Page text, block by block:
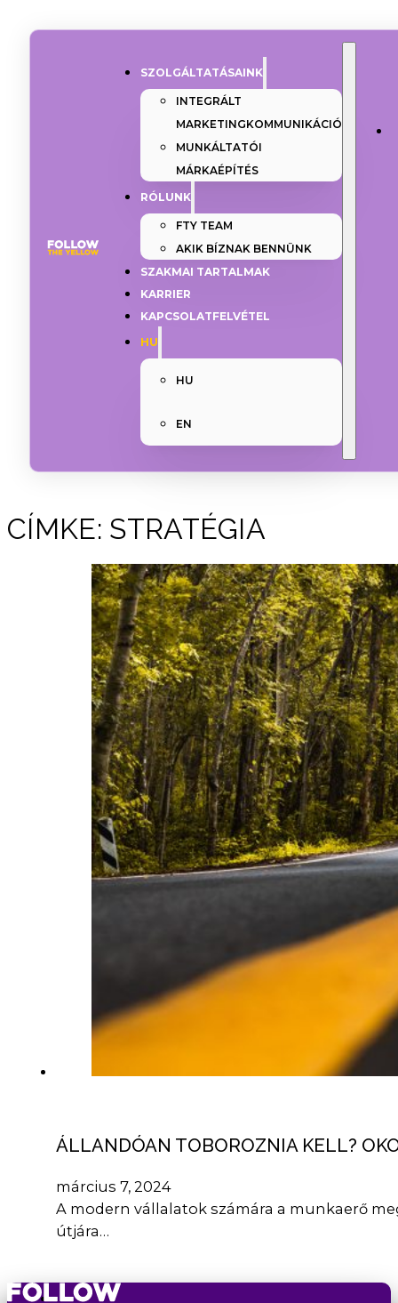
SZOLGÁLTATÁSAINK
INTEGRÁLT
MARKETINGKOMMUNIKÁCIÓ
MUNKÁLTATÓI
MÁRKAÉPÍTÉS
RÓLUNK
FTY TEAM
AKIK BÍZNAK BENNÜNK
SZAKMAI TARTALMAK
KARRIER
KAPCSOLATFELVÉTEL
HU
HU
EN
CÍMKE: STRATÉGIA
ÁLLANDÓAN TOBOROZNIA KELL?
március 7, 2024
A modern vállalatok számára a munkaerő
útjára…